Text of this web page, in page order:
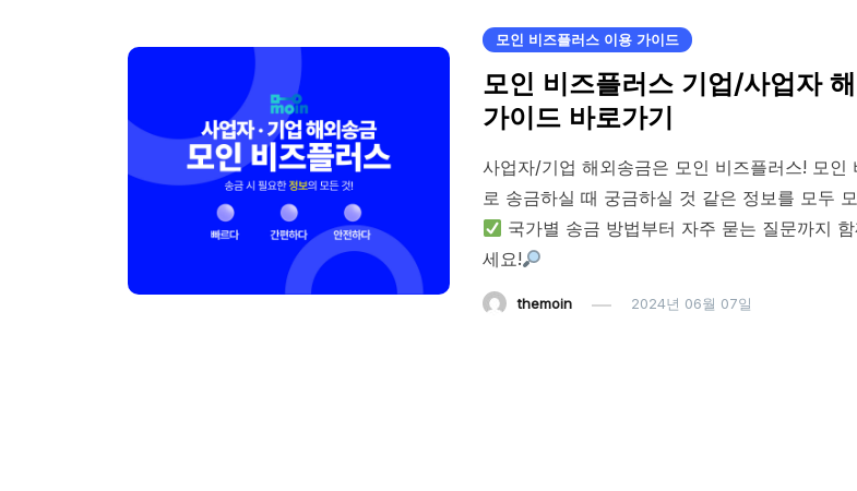
모인 비즈플러스 이용 가이드
모인 비즈플러스 기업/사업자
가이드 바로가기
사업자/기업 해외송금은 모인 비즈플러스! 모인
로 송금하실 때 궁금하실 것 같은 정보를 모두
국가별 송금 방법부터 자주 묻는 질문까지
세요!
themoin 2024년 06월 07일